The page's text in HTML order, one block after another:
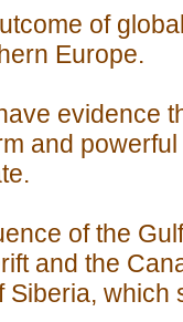
of
Europe.
evidence
and
of the
and the
Siberia, which